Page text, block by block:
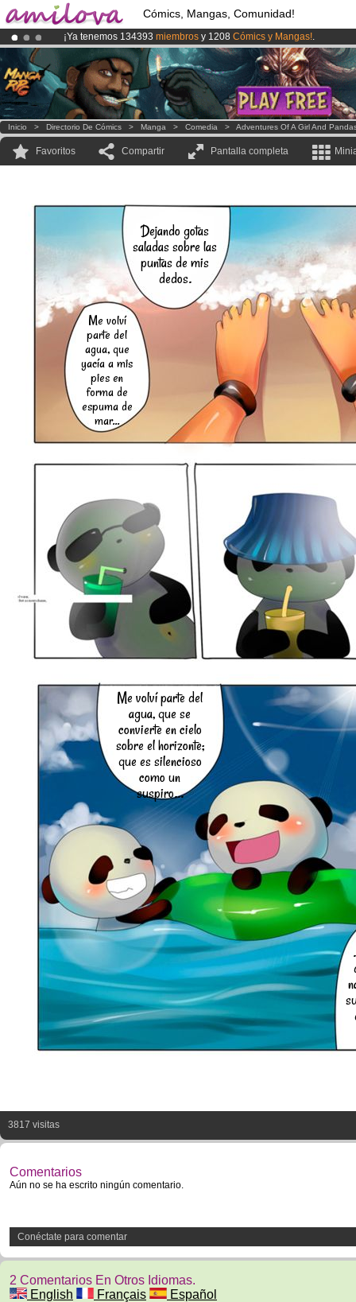
Cómics, Mangas, Comunidad!
¡Ya tenemos 134393 miembros y 1208 Cómics y Mangas!.
¡Conviertete en Premium por3.95 eurosal mes!Hazte Premium ya
El Kickstarter Amilova está desormado lanzado!.
Inicio > Directorio De Cómics > Manga > Comedia > Adventures Of A Girl And
Favoritos Compartir Pantalla completa
Dejando gotas
saladas sobre las
puntas de mis
dedos.
Me volví
parte del
agua, que
yacía a mis
pies en
forma de
espuma de
mar...
Me volví parte del
agua, que se
convierte en cielo
sobre el horizonte;
que es silencioso
como un
suspiro...
3817 visitas
Comentarios
Aún no se ha escrito ningún comentario.
Conéctate para comentar
2 Comentarios En Otros Idiomas.
English
Français Español